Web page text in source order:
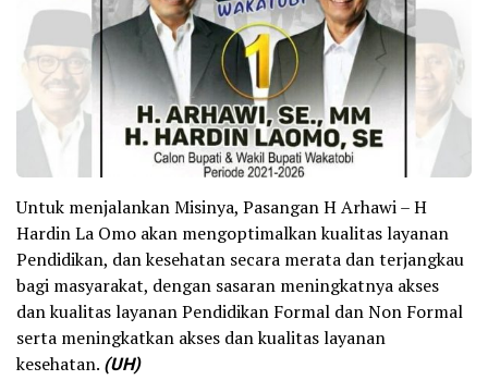
Untuk menjalankan Misinya, Pasangan H Arhawi – H
Hardin La Omo akan mengoptimalkan kualitas layanan
Pendidikan, dan kesehatan secara merata dan terjangkau
bagi masyarakat, dengan sasaran meningkatnya akses
dan kualitas layanan Pendidikan Formal dan Non Formal
serta meningkatkan akses dan kualitas layanan
kesehatan. (UH)